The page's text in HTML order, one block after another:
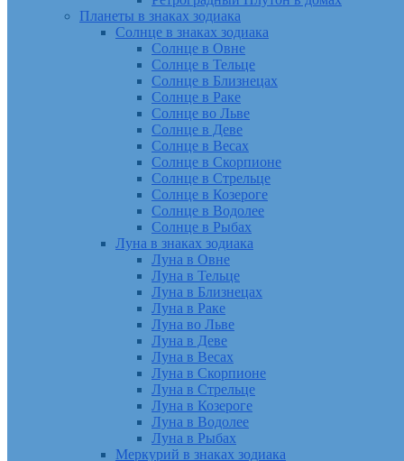
Планеты в знаках зодиака
Солнце в знаках зодиака
Солнце в Овне
Солнце в Тельце
Солнце в Близнецах
Солнце в Раке
Солнце во Льве
Солнце в Деве
Солнце в Весах
Солнце в Скорпионе
Солнце в Стрельце
Солнце в Козероге
Солнце в Водолее
Солнце в Рыбах
Луна в знаках зодиака
Луна в Овне
Луна в Тельце
Луна в Близнецах
Луна в Раке
Луна во Льве
Луна в Деве
Луна в Весах
Луна в Скорпионе
Луна в Стрельце
Луна в Козероге
Луна в Водолее
Луна в Рыбах
Меркурий в знаках зодиака